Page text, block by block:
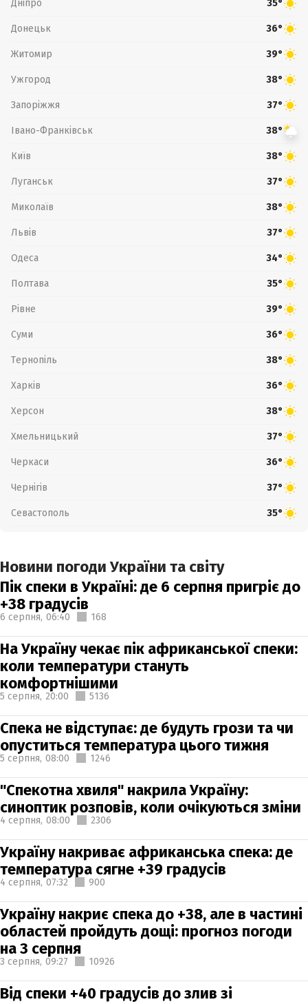
Дніпро 35°
Донецьк 36°
Житомир 39°
Ужгород 38°
Запоріжжя 37°
Івано-Франківськ 38°
Київ 38°
Луганськ 37°
Миколаїв 38°
Львів 37°
Одеса 34°
Полтава 35°
Рівне 39°
Суми 36°
Тернопіль 38°
Харків 36°
Херсон 38°
Хмельницький 37°
Черкаси 36°
Чернігів 37°
Севастополь 35°
Новини погоди України та світу
Пік спеки в Україні: де 6 серпня пригріє до
+38 градусів
6 серпня, 06:40 168
На Україну чекає пік африканської спеки:
коли температури стануть
комфортнішими
5 серпня, 20:00 5136
Спека не відступає: де будуть грози та чи
опуститься температура цього тижня
5 серпня, 08:00 1246
"Спекотна хвиля" накрила Україну:
синоптик розповів, коли очікуються зміни
4 серпня, 08:00 2306
Україну накриває африканська спека: де
температура сягне +39 градусів
4 серпня, 07:32 900
Україну накриє спека до +38, але в частині
областей пройдуть дощі: прогноз погоди
на 3 серпня
3 серпня, 09:27 10926
Від спеки +40 градусів до злив зі